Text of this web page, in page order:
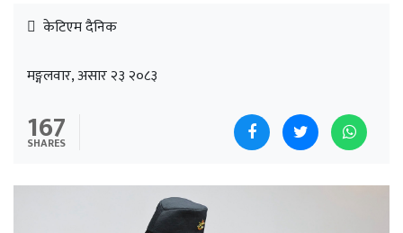
केटिएम दैनिक
मङ्गलवार, असार २३ २०८३
167
SHARES